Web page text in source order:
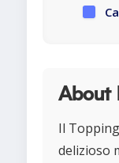
About
Il
delizioso